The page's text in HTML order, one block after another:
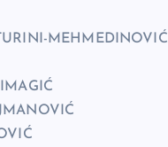
MEHMEDINOVIĆ